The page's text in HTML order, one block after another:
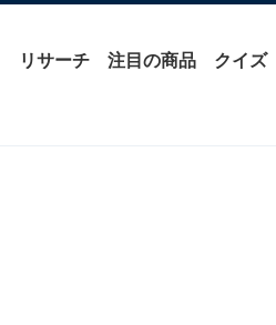
リサーチ 注目の商品 クイズ